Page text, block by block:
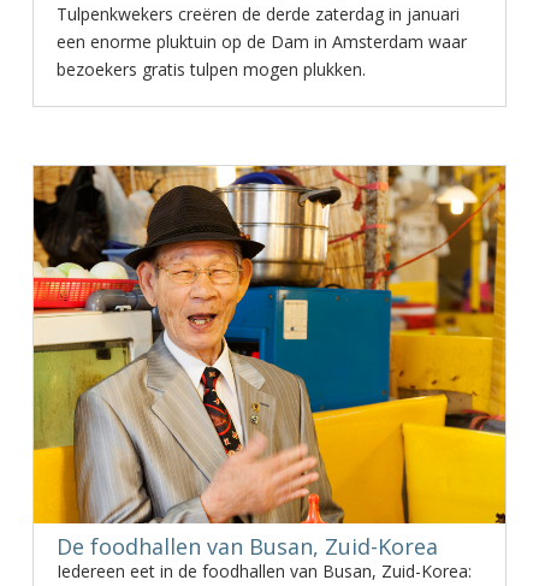
Tulpenkwekers creëren de derde zaterdag in januari
een enorme pluktuin op de Dam in Amsterdam waar
bezoekers gratis tulpen mogen plukken.
De foodhallen van Busan, Zuid-Korea
Iedereen eet in de foodhallen van Busan, Zuid-Korea: